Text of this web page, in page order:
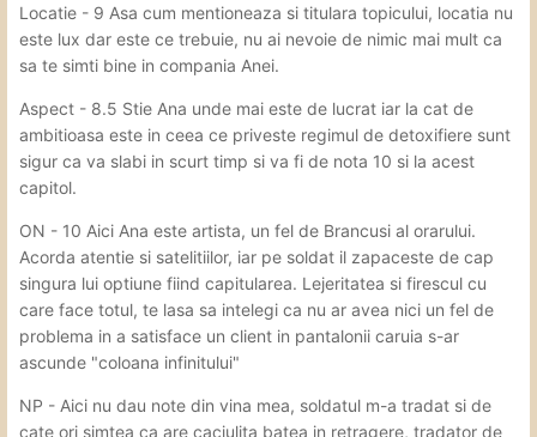
Locatie - 9 Asa cum mentioneaza si titulara topicului, locatia nu
este lux dar este ce trebuie, nu ai nevoie de nimic mai mult ca
sa te simti bine in compania Anei.
Aspect - 8.5 Stie Ana unde mai este de lucrat iar la cat de
ambitioasa este in ceea ce priveste regimul de detoxifiere sunt
sigur ca va slabi in scurt timp si va fi de nota 10 si la acest
capitol.
ON - 10 Aici Ana este artista, un fel de Brancusi al orarului.
Acorda atentie si satelitiilor, iar pe soldat il zapaceste de cap
singura lui optiune fiind capitularea. Lejeritatea si firescul cu
care face totul, te lasa sa intelegi ca nu ar avea nici un fel de
problema in a satisface un client in pantalonii caruia s-ar
ascunde "coloana infinitului"
NP - Aici nu dau note din vina mea, soldatul m-a tradat si de
cate ori simtea ca are caciulita batea in retragere, tradator de